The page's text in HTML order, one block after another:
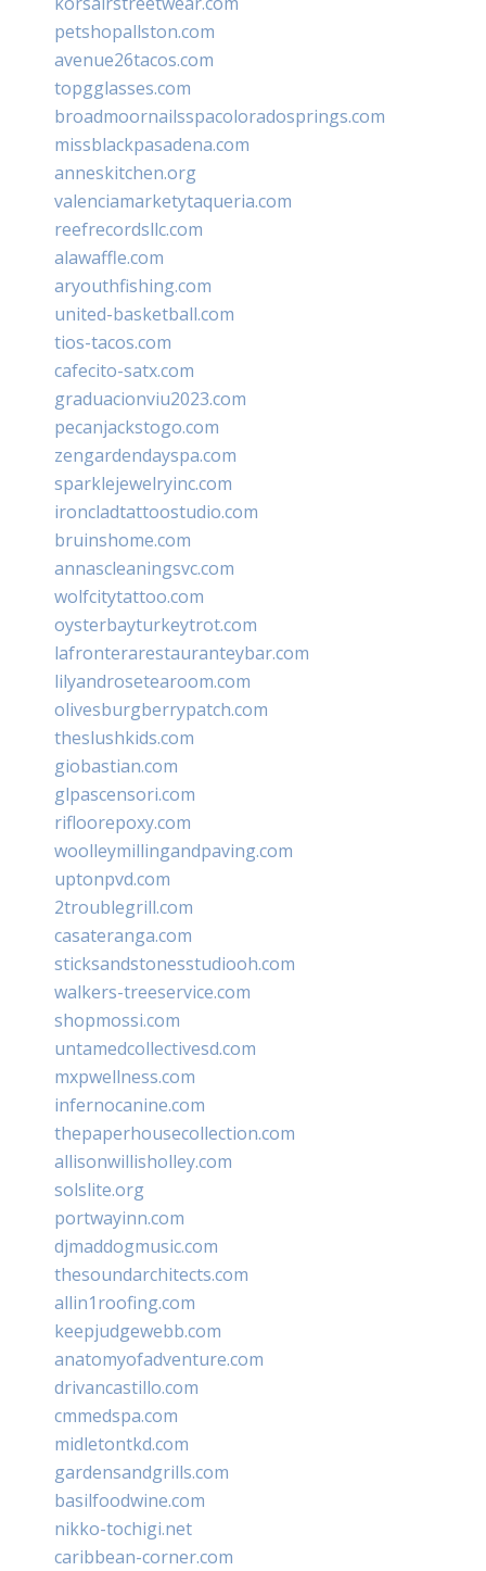
petshopallston.com
avenue26tacos.com
topgglasses.com
broadmoornailsspacoloradosprings.com
missblackpasadena.com
anneskitchen.org
valenciamarketytaqueria.com
reefrecordsllc.com
alawaffle.com
aryouthfishing.com
united-basketball.com
tios-tacos.com
cafecito-satx.com
graduacionviu2023.com
pecanjackstogo.com
zengardendayspa.com
sparklejewelryinc.com
ironcladtattoostudio.com
bruinshome.com
annascleaningsvc.com
wolfcitytattoo.com
oysterbayturkeytrot.com
lafronterarestauranteybar.com
lilyandrosetearoom.com
olivesburgberrypatch.com
theslushkids.com
giobastian.com
glpascensori.com
rifloorepoxy.com
woolleymillingandpaving.com
uptonpvd.com
2troublegrill.com
casateranga.com
sticksandstonesstudiooh.com
walkers-treeservice.com
shopmossi.com
untamedcollectivesd.com
mxpwellness.com
infernocanine.com
thepaperhousecollection.com
allisonwillisholley.com
solslite.org
portwayinn.com
djmaddogmusic.com
thesoundarchitects.com
allin1roofing.com
keepjudgewebb.com
anatomyofadventure.com
drivancastillo.com
cmmedspa.com
midletontkd.com
gardensandgrills.com
basilfoodwine.com
nikko-tochigi.net
caribbean-corner.com